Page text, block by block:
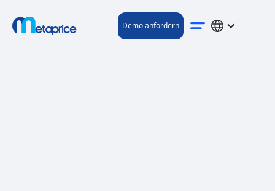
Demo anfordern